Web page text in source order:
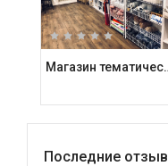
Магазин
Последние